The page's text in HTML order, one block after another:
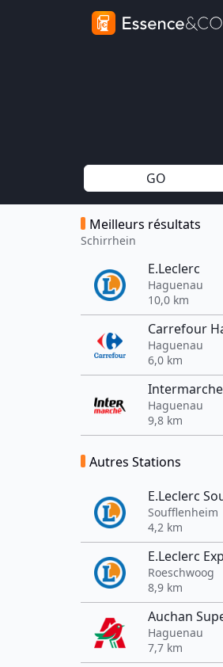
GO
Meilleurs résultats
Schirrhein
E.Leclerc
Haguenau
10,0 km
Carrefour
Haguenau
6,0 km
Haguenau
9,8 km
Autres Stations
E.Leclerc
Soufflenheim
4,2 km
E.Leclerc
Roeschwoog
8,9 km
Auchan
Haguenau
7,7 km